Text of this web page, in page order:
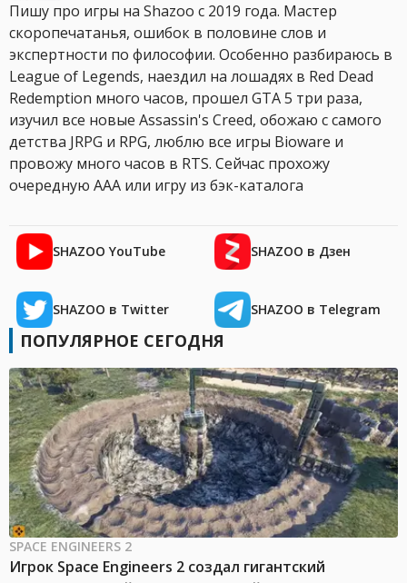
Пишу про игры на Shazoo с 2019 года. Мастер
скоропечатанья, ошибок в половине слов и
экспертности по философии. Особенно разбираюсь в
League of Legends, наездил на лошадях в Red Dead
Redemption много часов, прошел GTA 5 три раза,
изучил все новые Assassin's Creed, обожаю с самого
детства JRPG и RPG, люблю все игры Bioware и
провожу много часов в RTS. Сейчас прохожу
очередную AAA или игру из бэк-каталога
SHAZOO YouTube SHAZOO в Дзен
SHAZOO в Twitter SHAZOO в Telegram
ПОПУЛЯРНОЕ СЕГОДНЯ
SPACE ENGINEERS 2
Игрок Space Engineers 2 создал гигантский